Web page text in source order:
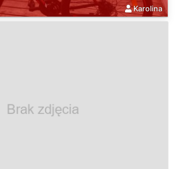
Karolina